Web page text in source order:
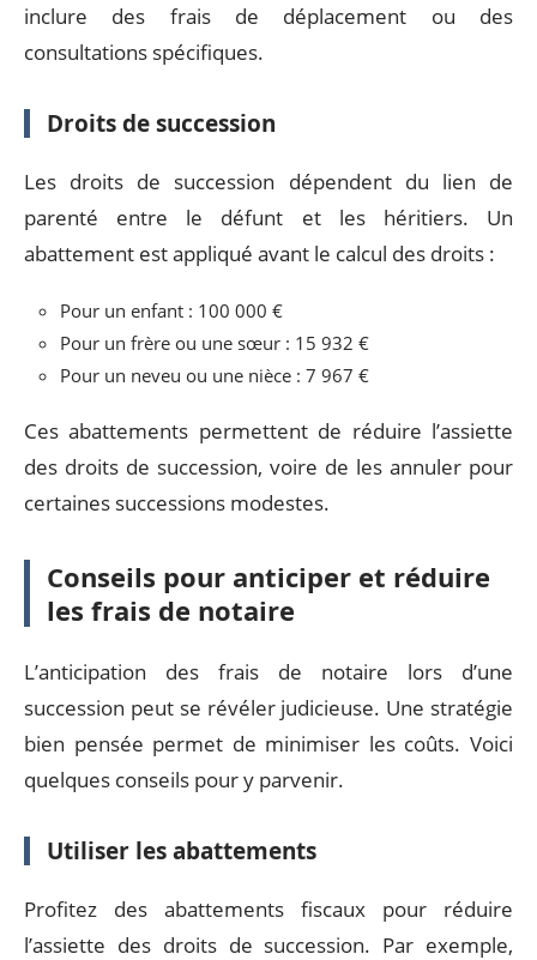
inclure des frais de déplacement ou des
consultations spécifiques.
Droits de succession
Les droits de succession dépendent du lien de
parenté entre le défunt et les héritiers. Un
abattement est appliqué avant le calcul des droits :
Pour un enfant : 100 000 €
Pour un frère ou une sœur : 15 932 €
Pour un neveu ou une nièce : 7 967 €
Ces abattements permettent de réduire l’assiette
des droits de succession, voire de les annuler pour
certaines successions modestes.
Conseils pour anticiper et réduire
les frais de notaire
L’anticipation des frais de notaire lors d’une
succession peut se révéler judicieuse. Une stratégie
bien pensée permet de minimiser les coûts. Voici
quelques conseils pour y parvenir.
Utiliser les abattements
Profitez des abattements fiscaux pour réduire
l’assiette des droits de succession. Par exemple,